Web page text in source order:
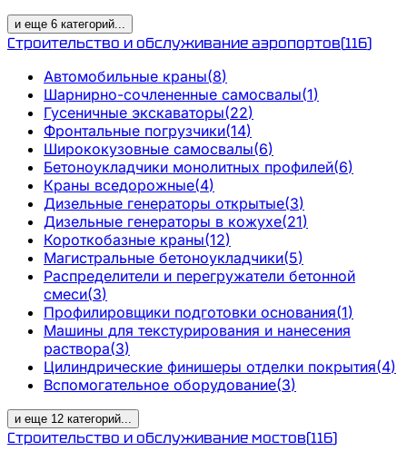
и еще 6 категорий...
Строительство и обслуживание аэропортов(116)
Автомобильные краны(8)
Шарнирно-сочлененные самосвалы(1)
Гусеничные экскаваторы(22)
Фронтальные погрузчики(14)
Ширококузовные самосвалы(6)
Бетоноукладчики монолитных профилей(6)
Краны вседорожные(4)
Дизельные генераторы открытые(3)
Дизельные генераторы в кожухе(21)
Короткобазные краны(12)
Магистральные бетоноукладчики(5)
Распределители и перегружатели бетонной
смеси(3)
Профилировщики подготовки основания(1)
Машины для текстурирования и нанесения
раствора(3)
Цилиндрические финишеры отделки покрытия(4)
Вспомогательное оборудование(3)
и еще 12 категорий...
Строительство и обслуживание мостов(116)